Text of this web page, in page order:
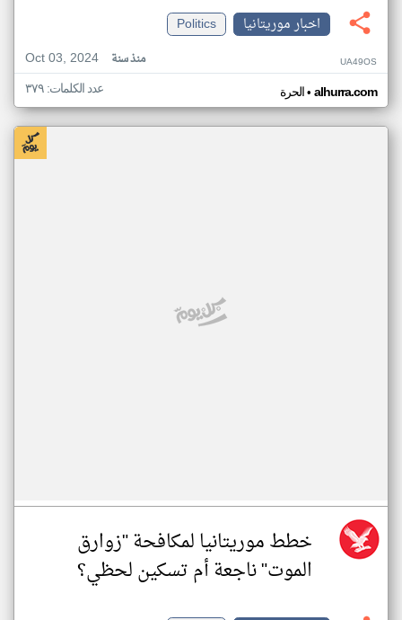
اخبار موريتانيا
Politics
Oct 03, 2024
منذ سنة UA49OS
الحرة• alhurra.com عدد الكلمات: ٣٧٩
خطط موريتانيا لمكافحة "زوارق
الموت" ناجعة أم تسكين لحظي؟